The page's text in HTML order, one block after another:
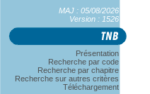
MAJ : 05/08/2026
Version : 1526
Présentation
Recherche par code
Recherche par chapitre
Recherche sur autres critères
Téléchargement